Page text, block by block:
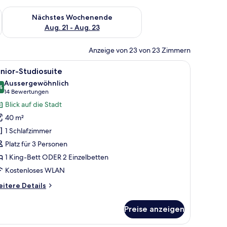
Aug. 14 - Aug. 16.
Nächstes Wochenende
Aug. 21 - Aug. 23
Überprüfe die Verfügbarkeit für nächstes Wochenende, Aug.
Anzeige von 23 von 23 Zimmern
dem Nachttisch.
einer Bank mit Kissen, einem Wandbild und zwei Nachttischlampen.
Ein Hotelzimmer mit einem Holztisch,
8 Studiosuite
von 10
Aussergewöhnlich
14 Bewertungen
(14
Bewertungen)
Blick auf die Stadt
40 m²
1 Schlafzimmer
Platz für 3 Personen
1 King-Bett ODER 2 Einzelbetten
Kostenloses WLAN
Details
Preise anzeigen